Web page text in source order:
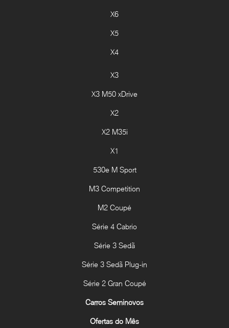
X6
X5
X4
X3
X3 M50 xDrive
X2
X2 M35i
X1
530e M Sport
M3 Competition
M2 Coupé
Série 4 Cabrio
Série 3 Sedã
Série 3 Sedã Plug-in
Série 2 Gran Coupé
Carros Seminovos
Ofertas do Mês